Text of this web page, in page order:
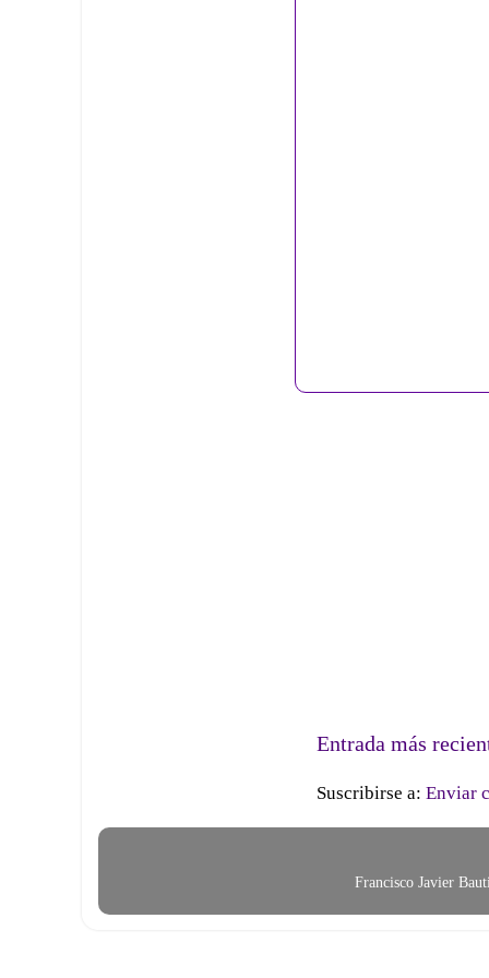
Entrada más
Suscribirse a: Enviar
Francisco Javier